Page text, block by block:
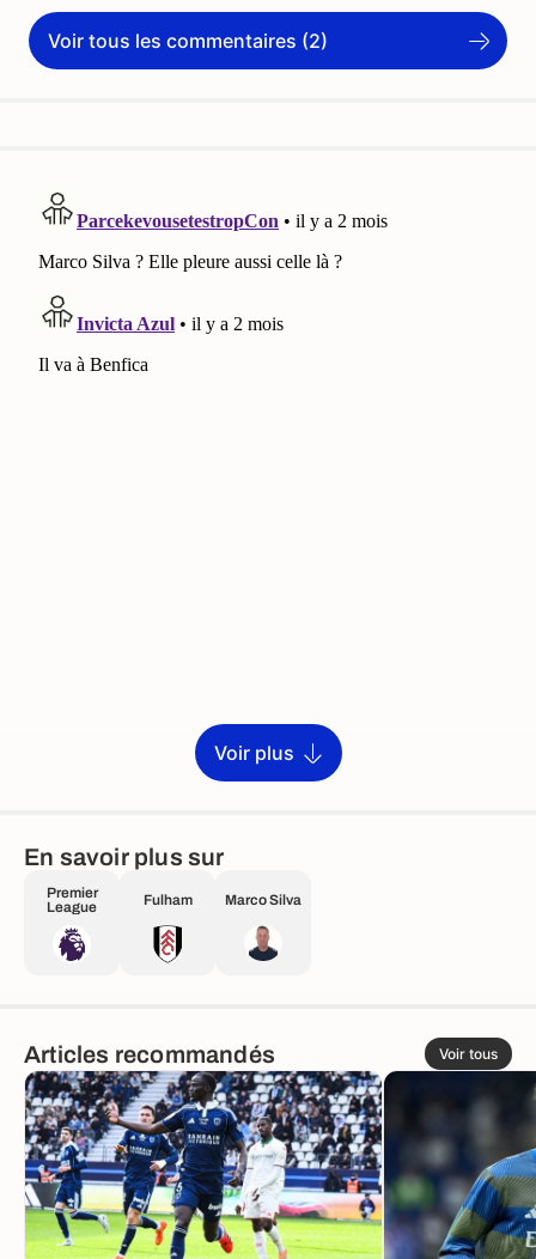
Voir tous les commentaires (2)
Voir plus
En savoir plus sur
Premier
League
Fulham Marco Silva
Articles recommandés Voir tous